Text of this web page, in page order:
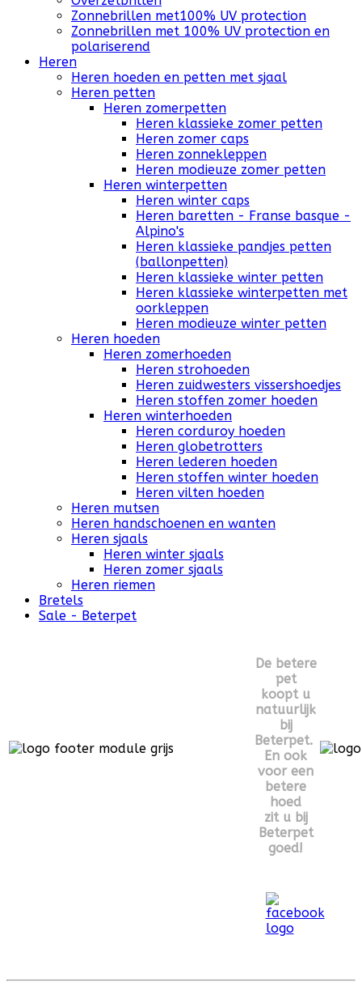
Zonnebrillen met100% UV protection
Zonnebrillen met 100% UV protection en
polariserend
Heren
Heren hoeden en petten met sjaal
Heren petten
Heren zomerpetten
Heren klassieke zomer petten
Heren zomer caps
Heren zonnekleppen
Heren modieuze zomer petten
Heren winterpetten
Heren winter caps
Heren baretten - Franse basque -
Alpino's
Heren klassieke pandjes petten
(ballonpetten)
Heren klassieke winter petten
Heren klassieke winterpetten met
oorkleppen
Heren modieuze winter petten
Heren hoeden
Heren zomerhoeden
Heren strohoeden
Heren zuidwesters vissershoedjes
Heren stoffen zomer hoeden
Heren winterhoeden
Heren corduroy hoeden
Heren globetrotters
Heren lederen hoeden
Heren stoffen winter hoeden
Heren vilten hoeden
Heren mutsen
Heren handschoenen en wanten
Heren sjaals
Heren winter sjaals
Heren zomer sjaals
Heren riemen
Bretels
Sale - Beterpet
De betere
pet
koopt u
natuurlijk
bij
Beterpet.
En ook
voor een
betere
hoed
zit u bij
Beterpet
goed!